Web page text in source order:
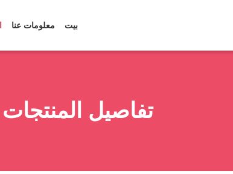
بيت معلومات عنا
تفاصيل المنتجات